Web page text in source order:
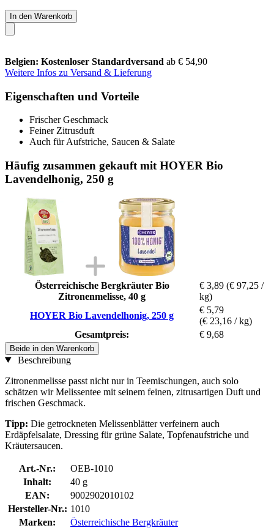
In den Warenkorb
Belgien: Kostenloser Standardversand ab € 54,90
Weitere Infos zu Versand & Lieferung
Eigenschaften und Vorteile
Frischer Geschmack
Feiner Zitrusduft
Auch für Aufstriche, Saucen & Salate
Häufig zusammen gekauft mit HOYER Bio
Lavendelhonig, 250 g
Österreichische Bergkräuter Bio
Zitronenmelisse, 40 g
€ 3,89 (€ 97,25 /
kg)
HOYER Bio Lavendelhonig, 250 g
€ 5,79
(€ 23,16 / kg)
Gesamtpreis:
€ 9,68
Beide in den Warenkorb
Beschreibung
Zitronenmelisse passt nicht nur in Teemischungen, auch solo
schätzen wir Melissentee mit seinem feinen, zitrusartigen Duft und
frischen Geschmack.
Tipp: Die getrockneten Melissenblätter verfeinern auch
Erdäpfelsalate, Dressing für grüne Salate, Topfenaufstriche und
Kräutersaucen.
Art.-Nr.:
OEB-1010
Inhalt:
40 g
EAN:
9002902010102
Hersteller-Nr.: 1010
Marken:
Österreichische Bergkräuter